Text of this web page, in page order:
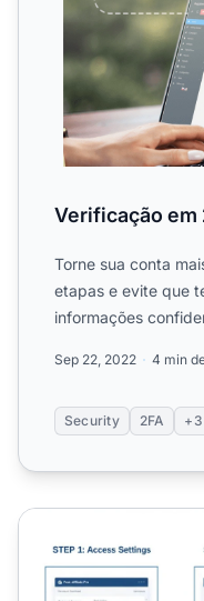
Verificação em
Torne sua conta
etapas e evite que
informações
Sep 22, 2022 4 min
Security 2FA +3
Como Ativar a